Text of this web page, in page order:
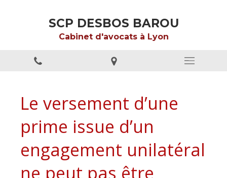
SCP DESBOS BAROU
Cabinet d'avocats à Lyon
Le versement d’une
prime issue d’un
engagement unilatéral
ne peut pas être